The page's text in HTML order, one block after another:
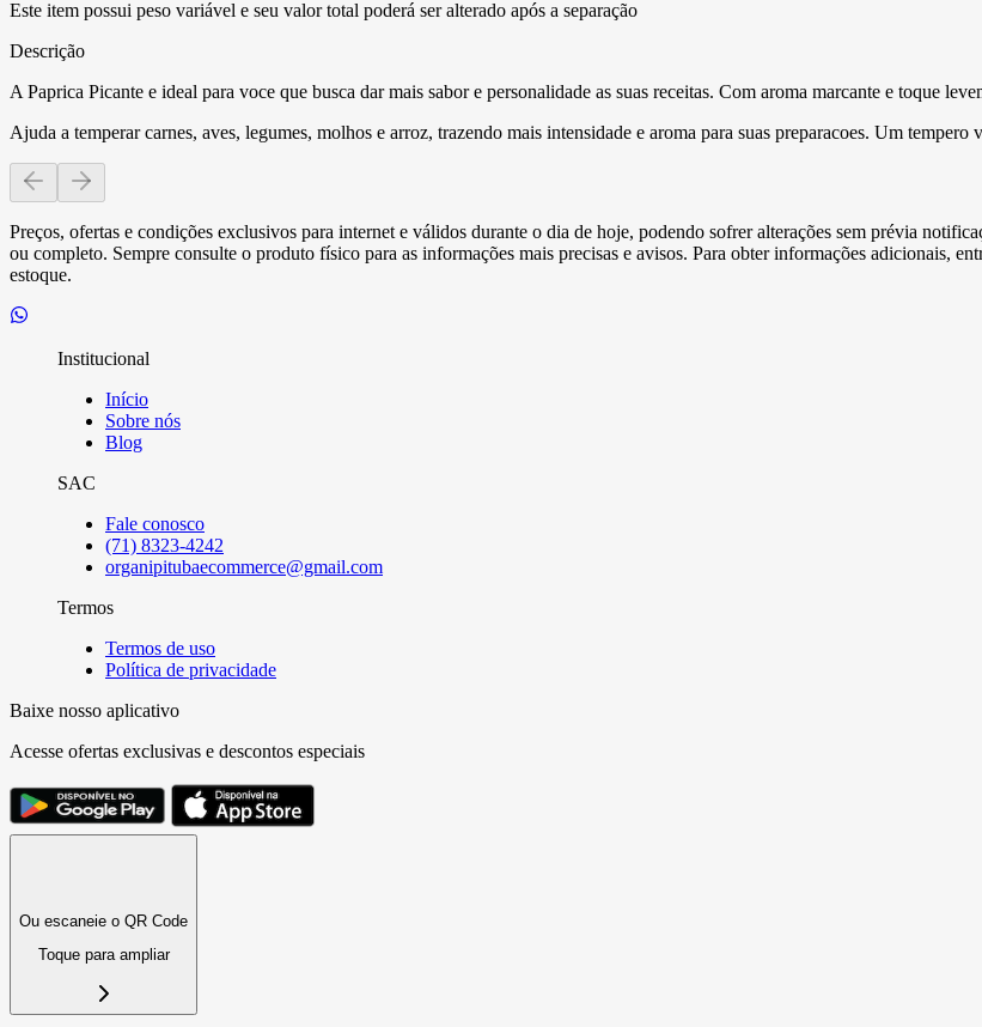
Este item possui peso variável e seu valor total poderá ser alterado após a separação
Descrição
A Paprica Picante e ideal para voce que busca dar mais sabor e personalidade as suas receitas. Com aroma marcante e toque
Ajuda a temperar carnes, aves, legumes, molhos e arroz, trazendo mais intensidade e aroma para suas preparacoes. Um tempero
Preços, ofertas e condições exclusivos para internet e válidos durante o dia de hoje, podendo sofrer alterações sem prévia
ou completo. Sempre consulte o produto físico para as informações mais precisas e avisos. Para obter informações adicionais,
estoque.
Institucional
Início
Sobre nós
Blog
SAC
Fale conosco
(71) 8323-4242
organipitubaecommerce@gmail.com
Termos
Termos de uso
Política de privacidade
Baixe nosso aplicativo
Acesse ofertas exclusivas e descontos especiais
Ou escaneie o QR Code
Toque para ampliar